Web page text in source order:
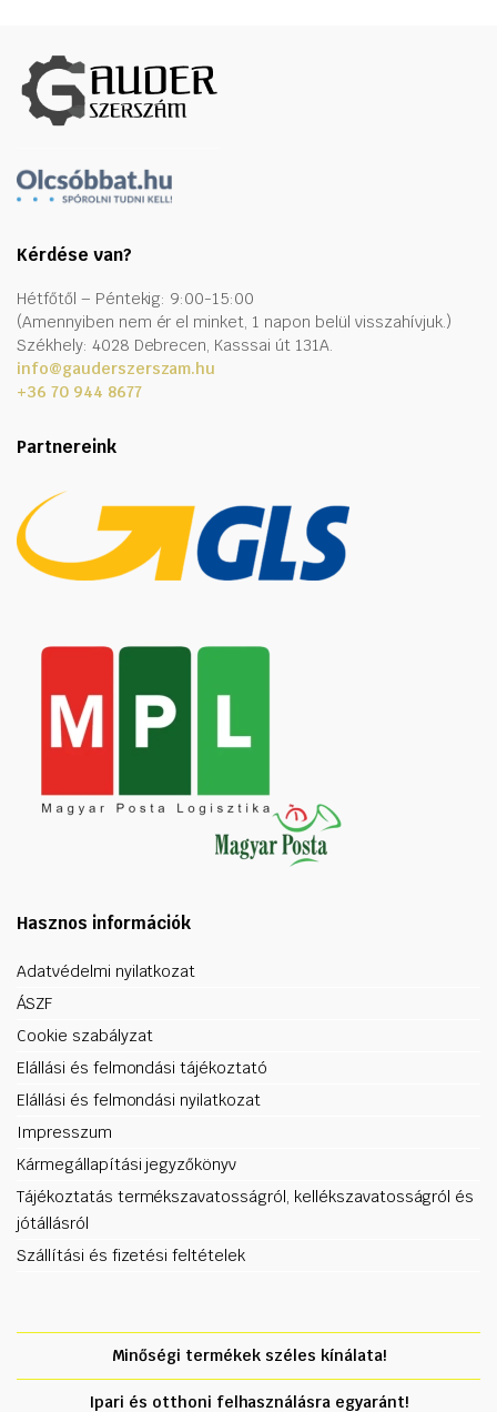
Kérdése van?
Hétfőtől – Péntekig: 9:00-15:00
(Amennyiben nem ér el minket, 1 napon belül visszahívjuk.)
Székhely: 4028 Debrecen, Kasssai út 131A.
info@gauderszerszam.hu
+36 70 944 8677
Partnereink
Hasznos információk
Adatvédelmi nyilatkozat
ÁSZF
Cookie szabályzat
Elállási és felmondási tájékoztató
Elállási és felmondási nyilatkozat
Impresszum
Kármegállapítási jegyzőkönyv
Tájékoztatás termékszavatosságról, kellékszavatosságról és
jótállásról
Szállítási és fizetési feltételek
Minőségi termékek széles kínálata!
Ipari és otthoni felhasználásra egyaránt!